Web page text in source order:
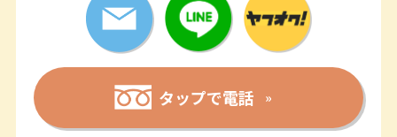
タップで電話